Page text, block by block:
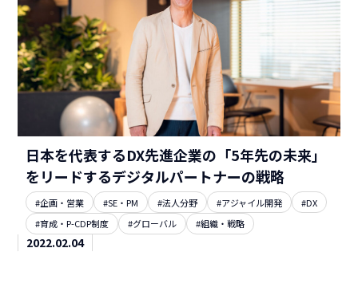
日本を代表するDX先進企業の「5年先の未来」
をリードするデジタルパートナーの戦略
#企画・営業 #SE・PM #法人分野 #アジャイル開発
#DX
#育成・P-CDP制度
#グローバル #組織・戦略
2022.02.04